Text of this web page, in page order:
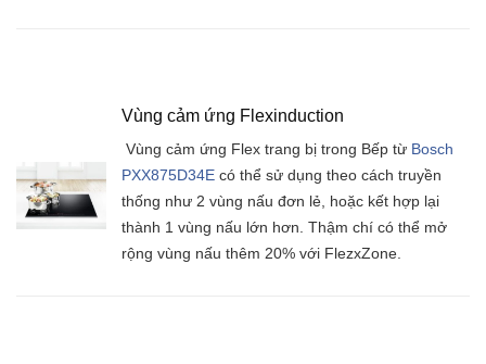
Vùng cảm ứng Flexinduction
Vùng cảm ứng Flex trang bị trong Bếp từ Bosch
PXX875D34E có thể sử dụng theo cách truyền
thống như 2 vùng nấu đơn lẻ, hoặc kết hợp lại
thành 1 vùng nấu lớn hơn. Thậm chí có thể mở
rộng vùng nấu thêm 20% với FlezxZone.